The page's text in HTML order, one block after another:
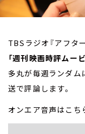
TBSラジオ『アフタ
「週刊映画時評ムー
多丸が毎週ランダム
送で評論します
オンエア音声はこち